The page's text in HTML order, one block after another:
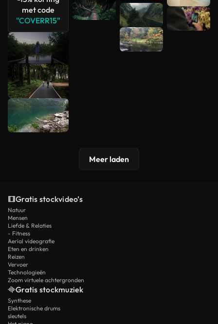
met code
"COVERR15"
Meer laden
Gratis stockvideo’s
Natuur
Mensen
Liefde & Relaties
- Fitness
Aerial videografie
Eten en drinken
Reizen
Vervoer
Technologieën
Zoom virtuele achtergronden
Gratis stockmuziek
Synthese
Elektronische drums
sleutels